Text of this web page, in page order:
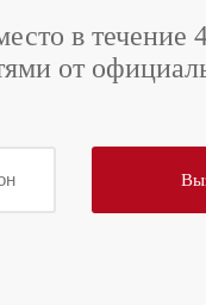
в течение
от